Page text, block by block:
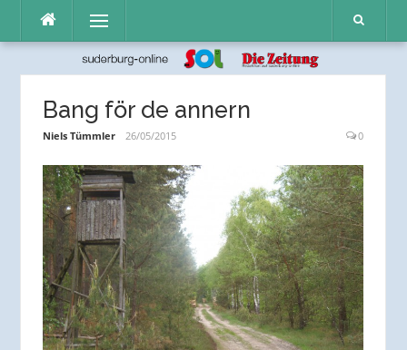
Inhalt
Menü
Bang för de annern
Niels Tümmler 26/05/2015 0